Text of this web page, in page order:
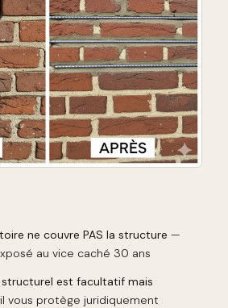
ne couvre PAS la structure —
au vice caché 30 ans
est facultatif mais
vous protège juridiquement